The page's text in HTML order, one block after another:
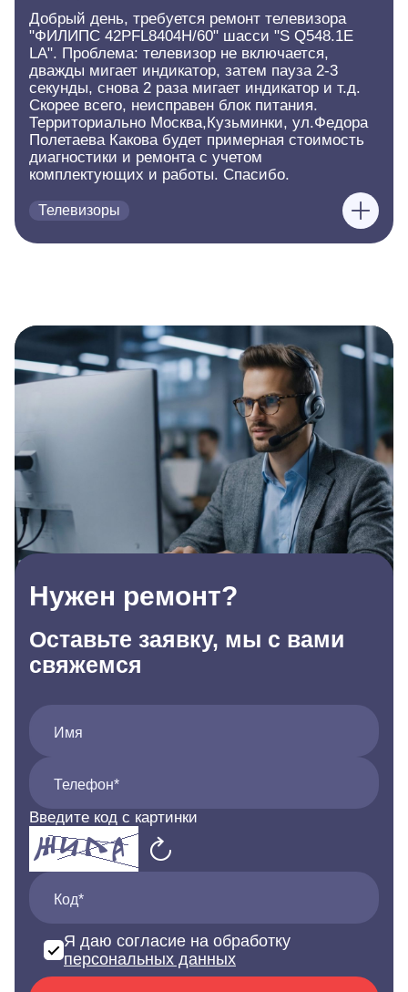
Добрый день, требуется ремонт телевизора
"ФИЛИПС 42PFL8404H/60" шасси "S Q548.1E
LA". Проблема: телевизор не включается,
дважды мигает индикатор, затем пауза 2-3
секунды, снова 2 раза мигает индикатор и т.д.
Скорее всего, неисправен блок питания.
Территориально Москва,Кузьминки, ул.Федора
Полетаева Какова будет примерная стоимость
диагностики и ремонта с учетом
комплектующих и работы. Спасибо.
Телевизоры
Нужен ремонт?
Оставьте заявку, мы с вами
свяжемся
Имя
Телефон*
Введите код с картинки
Код*
Я даю согласие на обработку
персональных данных